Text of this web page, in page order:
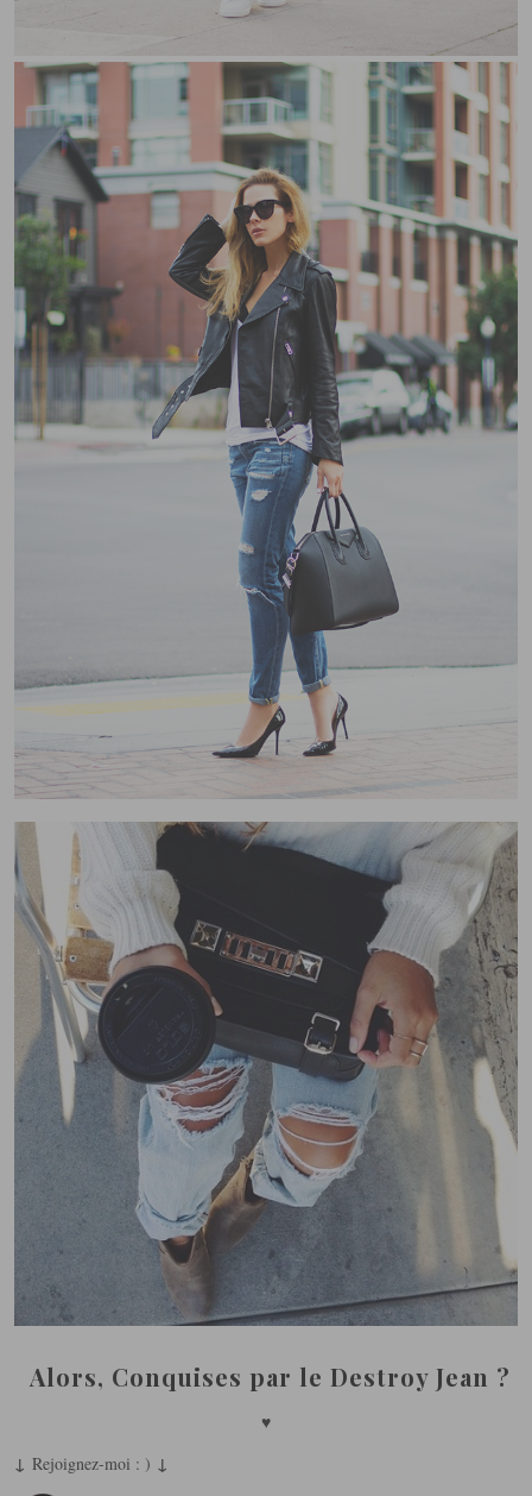
Alors, Conquises par le Destroy Jean ?
♥
↓ Rejoignez-moi : ) ↓